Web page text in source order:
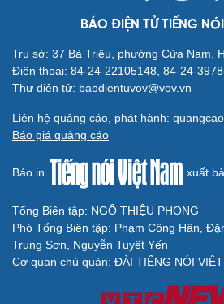
BÁO ĐIỆN TỬ TIẾNG
Trụ sở: 37 Bà Triệu, phường Cửa Nam,
Điện thoại: 84-24-22105148, 84-24-
Thư điện tử: baodientuvov@vov.vn
Liên hệ quảng cáo, phát hành:
Báo giá quảng cáo
Báo in xuất
Tổng Biên tập: NGÔ THIỆU PHONG
Phó Tổng Biên tập: Phạm Công Hân,
Trung Sơn, Nguyễn Tuyết Yến
Cơ quan chủ quản: ĐÀI TIẾNG NÓI